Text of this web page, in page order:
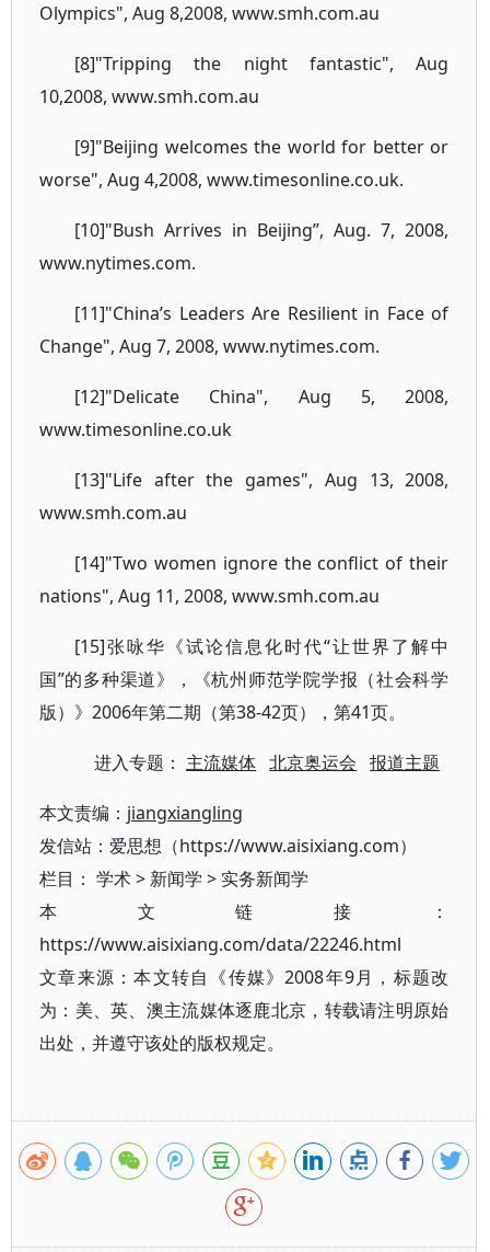
Olympics", Aug 8,2008, www.smh.com.au
[8]"Tripping the night fantastic", Aug
10,2008, www.smh.com.au
[9]"Beijing welcomes the world for better or
worse", Aug 4,2008, www.timesonline.co.uk.
[10]"Bush Arrives in Beijing”, Aug. 7, 2008,
www.nytimes.com.
[11]"China’s Leaders Are Resilient in Face of
Change", Aug 7, 2008, www.nytimes.com.
[12]"Delicate China", Aug 5, 2008,
www.timesonline.co.uk
[13]"Life after the games", Aug 13, 2008,
www.smh.com.au
[14]"Two women ignore the conflict of their
nations", Aug 11, 2008, www.smh.com.au
[15]张咏华《试论信息化时代“让世界了解中
国”的多种渠道》，《杭州师范学院学报（社会科学
版）》2006年第二期（第38-42页），第41页。
进入专题： 主流媒体 北京奥运会 报道主题
本文责编： jiangxiangling
发信站：爱思想（https://www.aisixiang.com）
栏目： 学术> 新闻学 > 实务新闻学
本文链接：
https://www.aisixiang.com/data/22246.html
文章来源：本文转自《传媒》2008年9月，标题改
为：美、英、澳主流媒体逐鹿北京，转载请注明原始
出处，并遵守该处的版权规定。